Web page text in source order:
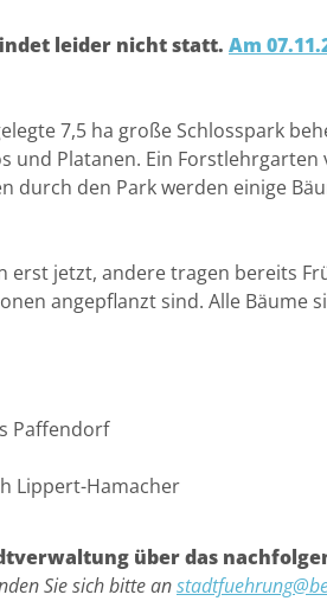
leider nicht statt. Am
7,5 ha große Schlosspark
und Platanen. Ein
durch den Park werden einige
erst jetzt, andere tragen bereits
angepflanzt sind. Alle Bäume
Paffendorf
Lippert-Hamacher
über das
Sie sich bitte an